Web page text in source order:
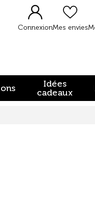
ConnexionMes envies
Idées
cadeaux